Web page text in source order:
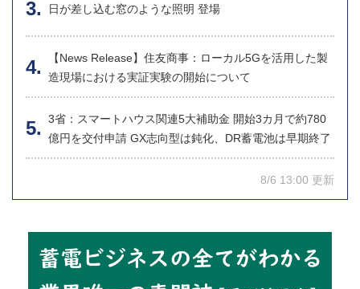
日が差し込む窓のような照明 登場
【News Release】住友商事：ローカル5Gを活用した製
造現場における実証実験の開始について
3省：スマートハウス関連5大補助金 開始3カ月で約780
億円を交付申請 GX志向型は鈍化、DR蓄電池は早期終了
8/6 13:00 更新